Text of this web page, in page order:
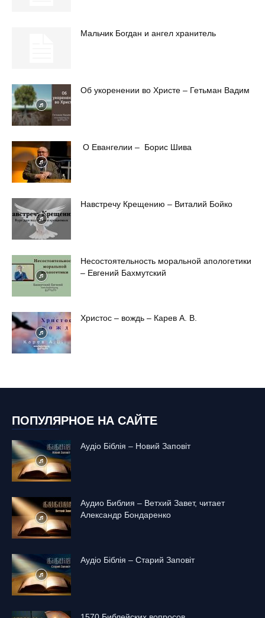
Mальчик Богдан и ангел хранитель
Об укоренении во Христе – Гетьман Вадим
О Евангелии – Борис Шива
Навстречу Крещению – Виталий Бойко
Несостоятельность моральной апологетики
– Евгений Бахмутский
Христос – вождь – Карев А. В.
ПОПУЛЯРНОЕ НА САЙТЕ
Аудіо Біблія – Новий Заповіт
Аудио Библия – Ветхий Завет, читает
Александр Бондаренко
Аудіо Біблія – Старий Заповіт